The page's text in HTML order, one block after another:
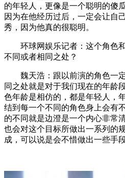
的年轻人，更像是一个聪明的傻
因为在他经历过后，一定会让自
秀，因为他真的很聪明。
环球网娱乐记者：这个角色
不同或者相同之处？
魏天浩：跟以前演的角色一
同之处就是对于我们现在的年龄
色年龄是相仿的，都是年轻人，
结到每一个不同的角色身上会有
的不同就是边澄是一个内心非常
也会对这个目标所做出一系列的
成，可以说是会不惜做出一些手段